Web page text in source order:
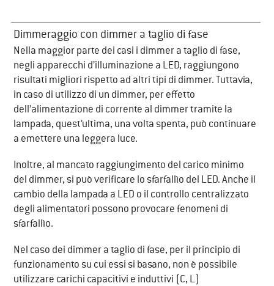
Dimmeraggio con dimmer a taglio di fase
Nella maggior parte dei casi i dimmer a taglio di fase,
negli apparecchi d’illuminazione a LED, raggiungono
risultati migliori rispetto ad altri tipi di dimmer. Tuttavia,
in caso di utilizzo di un dimmer, per effetto
dell’alimentazione di corrente al dimmer tramite la
lampada, quest’ultima, una volta spenta, può continuare
a emettere una leggera luce.
Inoltre, al mancato raggiungimento del carico minimo
del dimmer, si può verificare lo sfarfallìo del LED. Anche il
cambio della lampada a LED o il controllo centralizzato
degli alimentatori possono provocare fenomeni di
sfarfallìo.
Nel caso dei dimmer a taglio di fase, per il principio di
funzionamento su cui essi si basano, non è possibile
utilizzare carichi capacitivi e induttivi (C, L)